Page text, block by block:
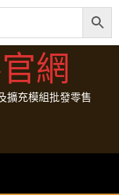
網
擴充模組批發零售